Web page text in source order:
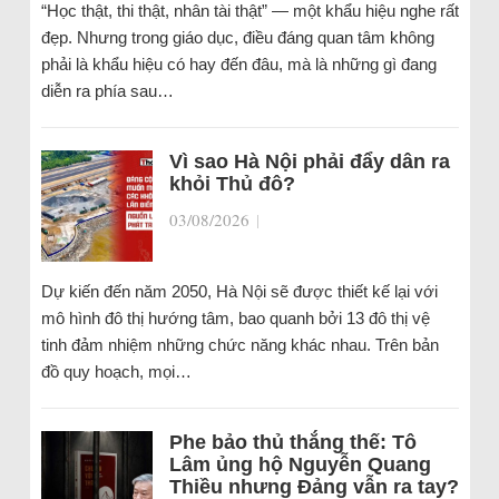
“Học thật, thi thật, nhân tài thật” — một khẩu hiệu nghe rất
đẹp. Nhưng trong giáo dục, điều đáng quan tâm không
phải là khẩu hiệu có hay đến đâu, mà là những gì đang
diễn ra phía sau…
Vì sao Hà Nội phải đẩy dân ra
khỏi Thủ đô?
03/08/2026 |
Dự kiến đến năm 2050, Hà Nội sẽ được thiết kế lại với
mô hình đô thị hướng tâm, bao quanh bởi 13 đô thị vệ
tinh đảm nhiệm những chức năng khác nhau. Trên bản
đồ quy hoạch, mọi…
Phe bảo thủ thắng thế: Tô
Lâm ủng hộ Nguyễn Quang
Thiều nhưng Đảng vẫn ra tay?